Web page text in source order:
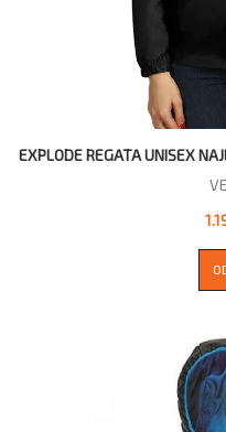
EXPLODE REGATA UNISEX